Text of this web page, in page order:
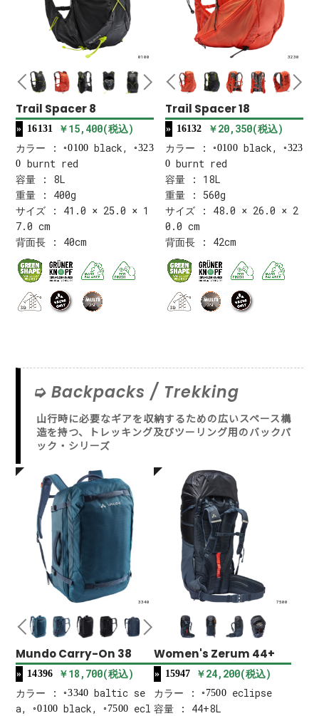
0100
Trail Spacer 8
16131
￥15,400(税込)
カラー : 0100 black, 323
0 burnt red
容量 : 8L
重量 : 400g
サイズ : 41.0 × 25.0 × 1
7.0 cm
背面長 : 40cm
3230
Trail Spacer 18
16132
￥20,350(税込)
カラー : 0100black,
323
0 burnt red
容量 : 18L
重量 : 560g
サイズ : 48.0 × 26.0 × 2
0.0 cm
背面長 : 42cm
Backpacks / Trekking
山行時に必要なギアを収納するための広いスペース構
造を持つ、トレッキング及びツーリング用のバックパ
ック・シリーズ
3340
Mundo Carry-On 38
14396
￥18,700(税込)
カラー : 3340 baltic se
a, 0100 black, 7500 ecl
7500
Women's Zerum 44+
15947
￥24,200(税込)
カラー :
7500eclipse
容量 : 44+8L